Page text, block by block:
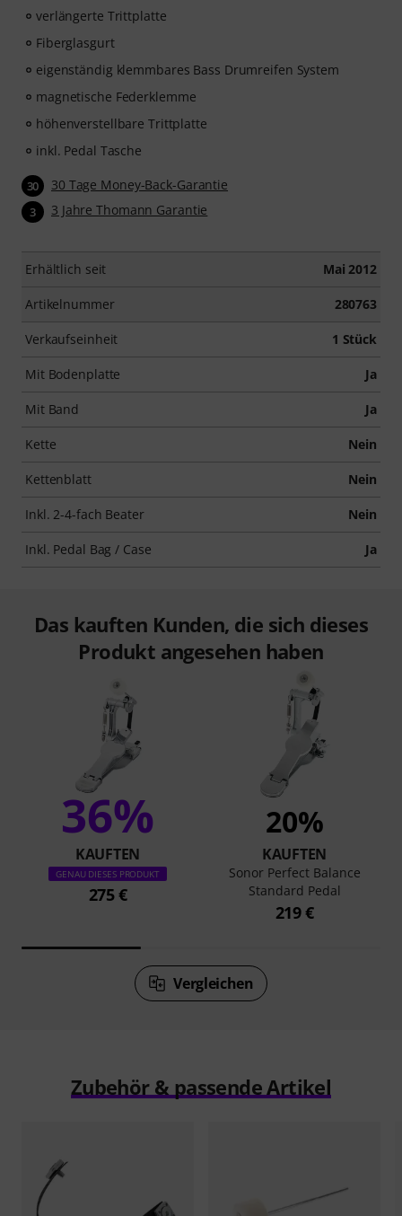
verlängerte Trittplatte
Fiberglasgurt
eigenständig klemmbares Bass Drumreifen System
magnetische Federklemme
höhenverstellbare Trittplatte
inkl. Pedal Tasche
30 30 Tage Money-Back-Garantie
3 3 Jahre Thomann Garantie
Erhältlich seit Mai 2012
Artikelnummer 280763
Verkaufseinheit 1 Stück
Mit Bodenplatte Ja
Mit Band Ja
Kette Nein
Kettenblatt Nein
Inkl. 2-4-fach Beater Nein
Inkl. Pedal Bag / Case Ja
Das kauften Kunden, die sich dieses
Produkt angesehen haben
36%
KAUFTEN
GENAU DIESES PRODUKT
275 €
20%
KAUFTEN
Sonor Perfect Balance
Standard Pedal
219 €
Vergleichen
Zubehör & passende Artikel